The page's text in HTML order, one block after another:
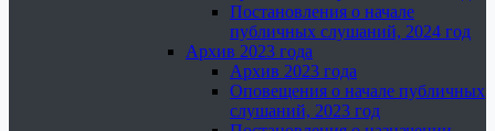
Постановления о начале
публичных слушаний, 2024 год
Архив 2023 года
Архив 2023 года
Оповещения о начале публичных
слушаний, 2023 год